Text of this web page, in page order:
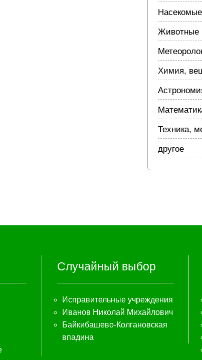
Животные
Химия,
Техника,
другое
Случайный выбор
Исправительные учреждения
Иванов Николай Михайлович
Байкибашево-Колгановская
впадина